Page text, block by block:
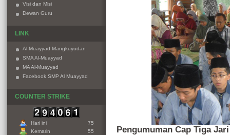
Pengumuman Cap Tiga Jari
Visi dan Misi
Dewan Guru
LINK
Al-Muayyad Mangkuyudan
SMA Al-Muayyad
MA Al-Muayyad
Facebook SMP Al Muayyad
COUNTER STRIKE
Hari ini
75
Kemarin
55